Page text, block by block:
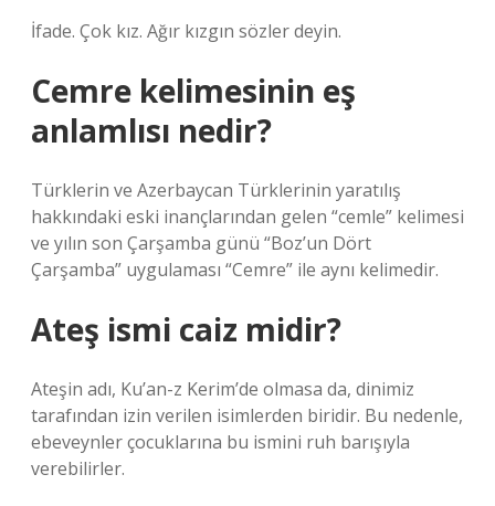
İfade. Çok kız. Ağır kızgın sözler deyin.
Cemre kelimesinin eş
anlamlısı nedir?
Türklerin ve Azerbaycan Türklerinin yaratılış
hakkındaki eski inançlarından gelen “cemle” kelimesi
ve yılın son Çarşamba günü “Boz’un Dört
Çarşamba” uygulaması “Cemre” ile aynı kelimedir.
Ateş ismi caiz midir?
Ateşin adı, Ku’an-z Kerim’de olmasa da, dinimiz
tarafından izin verilen isimlerden biridir. Bu nedenle,
ebeveynler çocuklarına bu ismini ruh barışıyla
verebilirler.